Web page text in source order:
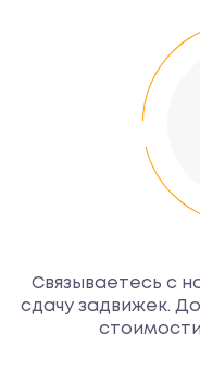
Связываетесь с
сдачу задвижек.